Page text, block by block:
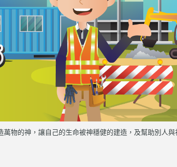
物的神，讓自己的生命被神穩健的建造，及幫助別人